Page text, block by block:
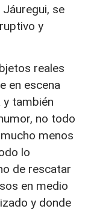
se
y
reales
en escena
y también
no todo
menos
lo
de rescatar
en medio
y donde